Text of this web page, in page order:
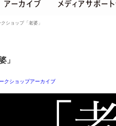
ショップ「老婆」
」
クショップアーカイブ